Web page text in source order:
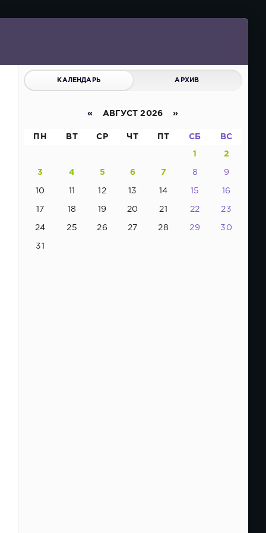
КАЛЕНДАРЬ АРХИВ
« АВГУСТ 2026 »
ПН ВТ СР ЧТ ПТ СБ ВС
1 2
3 4 5 6 7 8 9
10 11 12 13 14 15 16
17 18 19 20 21 22 23
24 25 26 27 28 29 30
31